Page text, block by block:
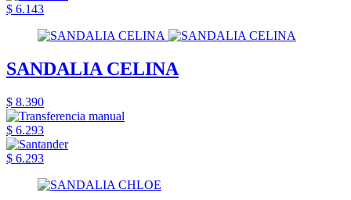
$ 6.143
SANDALIA CELINA
$ 8.390
$ 6.293
$ 6.293